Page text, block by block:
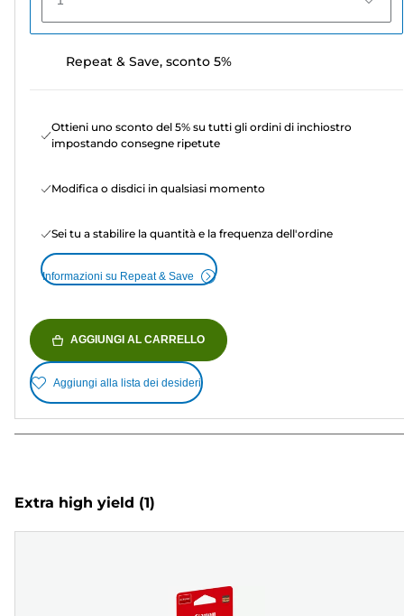
Repeat & Save, sconto 5%
Ottieni uno sconto del 5% su tutti gli ordini di inchiostro
impostando consegne ripetute
Modifica o disdici in qualsiasi momento
Sei tu a stabilire la quantità e la frequenza dell'ordine
Informazioni su Repeat & Save
AGGIUNGI AL CARRELLO
Aggiungi alla lista dei desideri
Extra high yield (1)